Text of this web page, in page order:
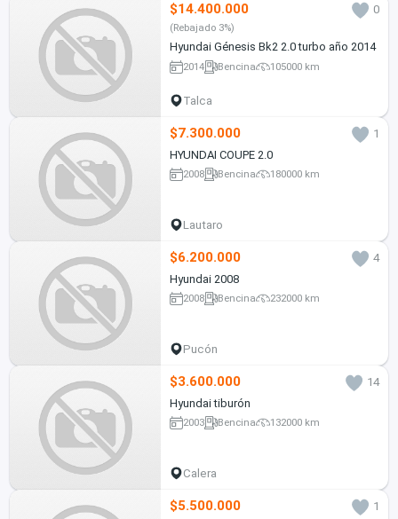
$14.400.000 0
(Rebajado 3%)
Hyundai Génesis Bk2 2.0 turbo año 2014
2014 Bencina 105000 km
Talca
$7.300.000
1
HYUNDAI COUPE 2.0
2008 Bencina 180000 km
Lautaro
$6.200.000
4
Hyundai 2008
2008 Bencina 232000 km
Pucón
$3.600.000
14
Hyundai tiburón
2003 Bencina 132000 km
Calera
$5.500.000
1